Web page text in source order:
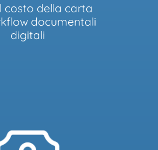
costo della carta
documentali
digitali